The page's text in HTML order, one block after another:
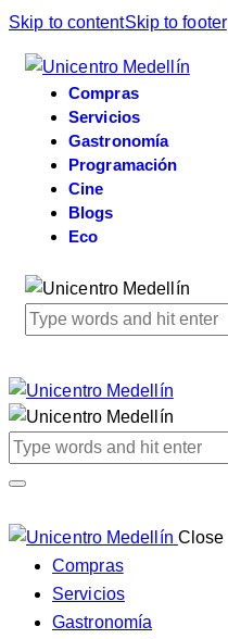
Skip to contentSkip to footer
Compras
Servicios
Gastronomía
Programación
Cine
Blogs
Eco
Close
Compras
Servicios
Gastronomía